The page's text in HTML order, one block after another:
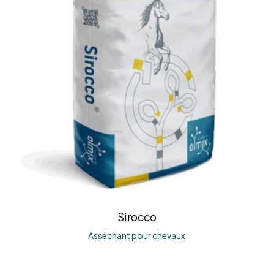
Sirocco
Asséchant pour chevaux